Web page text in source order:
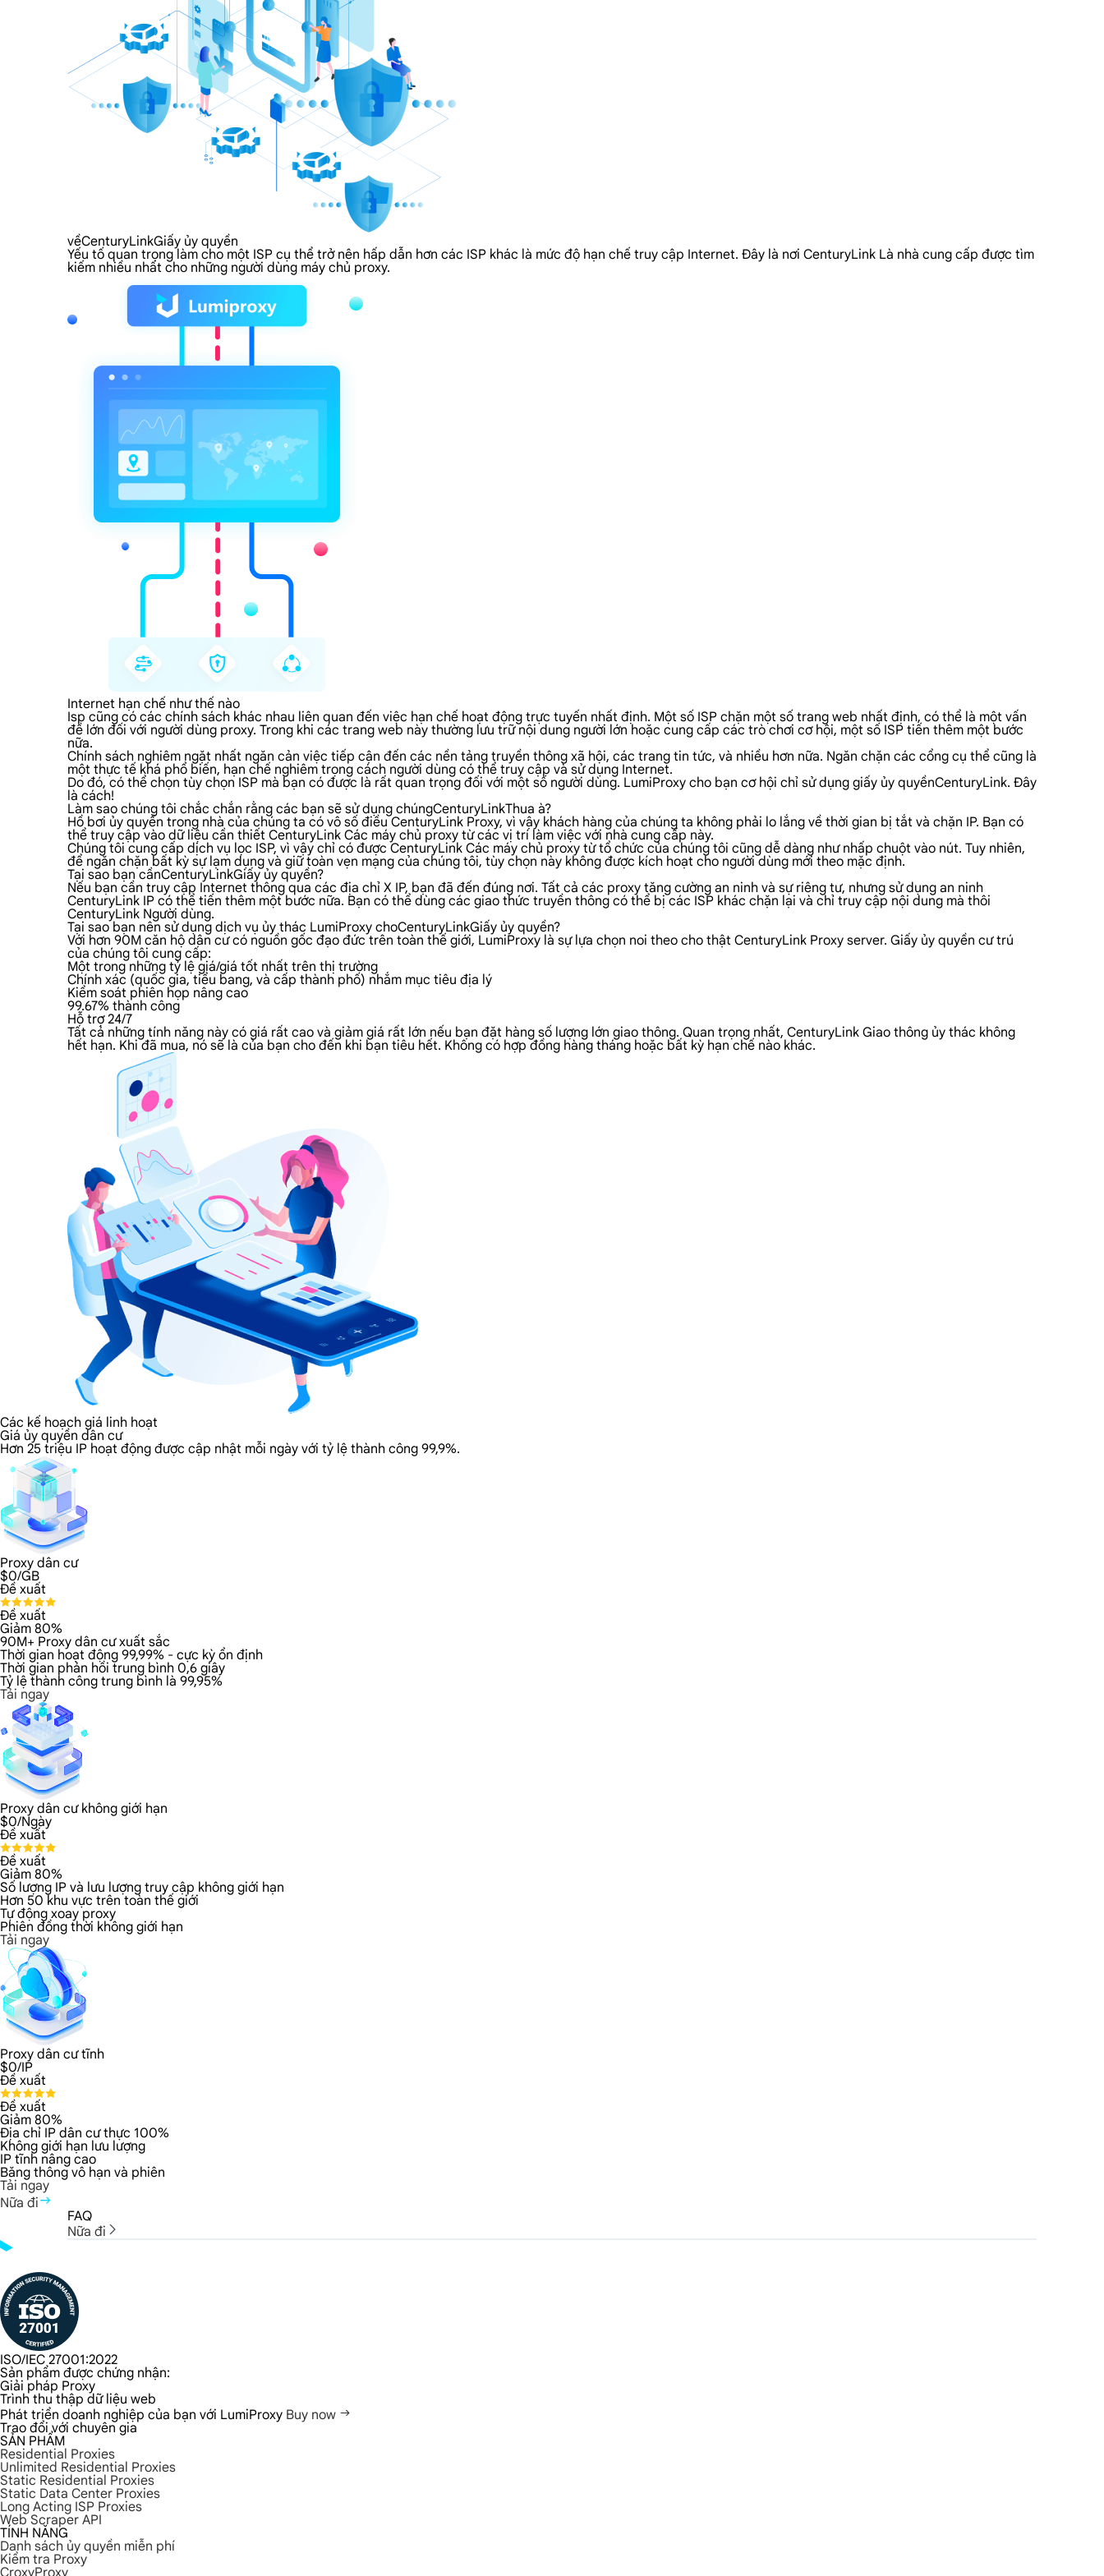
vềCenturyLinkGiấy ủy quyền
Yếu tố quan trọng làm cho một ISP cụ thể trở nên hấp dẫn hơn các ISP khác là mức độ hạn chế truy cập Internet. Đây là nơi CenturyLink Là nhà cung cấp được tìm
kiếm nhiều nhất cho những người dùng máy chủ proxy.
Internet hạn chế như thế nào
Isp cũng có các chính sách khác nhau liên quan đến việc hạn chế hoạt động trực tuyến nhất định. Một số ISP chặn một số trang web nhất định, có thể là một vấn
đề lớn đối với người dùng proxy. Trong khi các trang web này thường lưu trữ nội dung người lớn hoặc cung cấp các trò chơi cơ hội, một số ISP tiến thêm một bước
nữa.
Chính sách nghiêm ngặt nhất ngăn cản việc tiếp cận đến các nền tảng truyền thông xã hội, các trang tin tức, và nhiều hơn nữa. Ngăn chặn các cổng cụ thể cũng là
một thực tế khá phổ biến, hạn chế nghiêm trọng cách người dùng có thể truy cập và sử dụng Internet.
Do đó, có thể chọn tùy chọn ISP mà bạn có được là rất quan trọng đối với một số người dùng. LumiProxy cho bạn cơ hội chỉ sử dụng giấy ủy quyềnCenturyLink. Đây
là cách!
Làm sao chúng tôi chắc chắn rằng các bạn sẽ sử dụng chúngCenturyLinkThua à?
Hồ bơi ủy quyền trong nhà của chúng ta có vô số điều CenturyLink Proxy, vì vậy khách hàng của chúng ta không phải lo lắng về thời gian bị tắt và chặn IP. Bạn có
thể truy cập vào dữ liệu cần thiết CenturyLink Các máy chủ proxy từ các vị trí làm việc với nhà cung cấp này.
Chúng tôi cung cấp dịch vụ lọc ISP, vì vậy chỉ có được CenturyLink Các máy chủ proxy từ tổ chức của chúng tôi cũng dễ dàng như nhấp chuột vào nút. Tuy nhiên,
để ngăn chặn bất kỳ sự lạm dụng và giữ toàn vẹn mạng của chúng tôi, tùy chọn này không được kích hoạt cho người dùng mới theo mặc định.
Tại sao bạn cầnCenturyLinkGiấy ủy quyền?
Nếu bạn cần truy cập Internet thông qua các địa chỉ X IP, bạn đã đến đúng nơi. Tất cả các proxy tăng cường an ninh và sự riêng tư, nhưng sử dụng an ninh
CenturyLink IP có thể tiến thêm một bước nữa. Bạn có thể dùng các giao thức truyền thông có thể bị các ISP khác chặn lại và chỉ truy cập nội dung mà thôi
CenturyLink Người dùng.
Tại sao bạn nên sử dụng dịch vụ ủy thác LumiProxy choCenturyLinkGiấy ủy quyền?
Với hơn 90M căn hộ dân cư có nguồn gốc đạo đức trên toàn thế giới, LumiProxy là sự lựa chọn noi theo cho thật CenturyLink Proxy server. Giấy ủy quyền cư trú
của chúng tôi cung cấp:
Một trong những tỷ lệ giá/giá tốt nhất trên thị trường
Chính xác (quốc gia, tiểu bang, và cấp thành phố) nhắm mục tiêu địa lý
Kiểm soát phiên họp nâng cao
99.67% thành công
Hỗ trợ 24/7
Tất cả những tính năng này có giá rất cao và giảm giá rất lớn nếu bạn đặt hàng số lượng lớn giao thông. Quan trọng nhất, CenturyLink Giao thông ủy thác không
hết hạn. Khi đã mua, nó sẽ là của bạn cho đến khi bạn tiêu hết. Không có hợp đồng hàng tháng hoặc bất kỳ hạn chế nào khác.
Các kế hoạch giá linh hoạt
Giá ủy quyền dân cư
Hơn 25 triệu IP hoạt động được cập nhật mỗi ngày với tỷ lệ thành công 99,9%.
Proxy dân cư
$0/GB
Đề xuất
Đề xuất
Giảm 80%
90M+ Proxy dân cư xuất sắc
Thời gian hoạt động 99,99% - cực kỳ ổn định
Thời gian phản hồi trung bình 0,6 giây
Tỷ lệ thành công trung bình là 99,95%
Tải ngay
Proxy dân cư không giới hạn
$0/Ngày
Đề xuất
Đề xuất
Giảm 80%
Số lượng IP và lưu lượng truy cập không giới hạn
Hơn 50 khu vực trên toàn thế giới
Tự động xoay proxy
Phiên đồng thời không giới hạn
Tải ngay
Proxy dân cư tĩnh
$0/IP
Đề xuất
Đề xuất
Giảm 80%
Địa chỉ IP dân cư thực 100%
Không giới hạn lưu lượng
IP tĩnh nâng cao
Băng thông vô hạn và phiên
Tải ngay
Nữa đi
FAQ
Nữa đi
ISO/IEC 27001:2022
Sản phẩm được chứng nhận:
Giải pháp Proxy
Trình thu thập dữ liệu web
Phát triển doanh nghiệp của bạn với LumiProxy Buy now
Trao đổi với chuyên gia
SẢN PHẨM
Residential Proxies
Unlimited Residential Proxies
Static Residential Proxies
Static Data Center Proxies
Long Acting ISP Proxies
Web Scraper API
TÍNH NĂNG
Danh sách ủy quyền miễn phí
Kiểm tra Proxy
CroxyProxy